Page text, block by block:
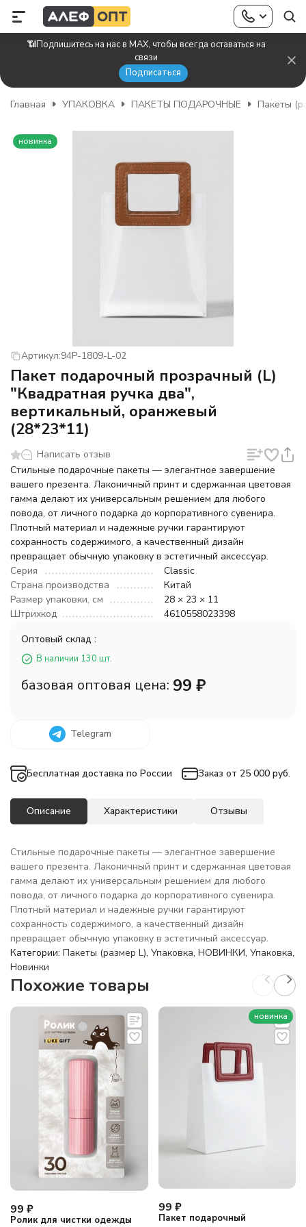
📶Подпишитесь на нас в MAX, чтобы всегда оставаться на
связи
Подписаться
Главная УПАКОВКА ПАКЕТЫ ПОДАРОЧНЫЕ Пакеты
новинка
Артикул:94P-1809-L-02
Пакет подарочный прозрачный (L)
"Квадратная ручка два",
вертикальный, оранжевый
(28*23*11)
Написать отзыв
Стильные подарочные пакеты — элегантное завершение
вашего презента. Лаконичный принт и сдержанная цветовая
гамма делают их универсальным решением для любого
повода, от личного подарка до корпоративного сувенира.
Плотный материал и надежные ручки гарантируют
сохранность содержимого, а качественный дизайн
превращает обычную упаковку в эстетичный аксессуар.
Серия
Classic
Страна производства
Китай
Размер упаковки, см
28 × 23 × 11
Штрихкод
4610558023398
Оптовый склад :
В наличии 130 шт.
базовая оптовая цена: 99 ₽
Telegram
Бесплатная доставка по России Заказ от 25 000 руб.
Описание Характеристики Отзывы
Стильные подарочные пакеты — элегантное завершение
вашего презента. Лаконичный принт и сдержанная цветовая
гамма делают их универсальным решением для любого
повода, от личного подарка до корпоративного сувенира.
Плотный материал и надежные ручки гарантируют
сохранность содержимого, а качественный дизайн
превращает обычную упаковку в эстетичный аксессуар.
Категории: Пакеты (размер L), Упаковка, НОВИНКИ, Упаковка,
Новинки
Похожие товары
99 ₽
Ролик для чистки одежды
новинка
99 ₽
Пакет подарочный